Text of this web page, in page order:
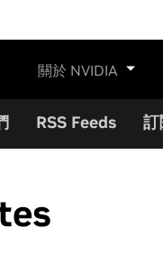
關於 NVIDIA
RSS Feeds 訂